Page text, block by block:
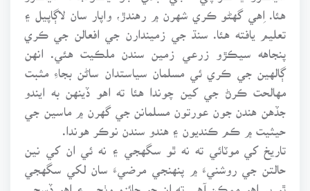
هئا. اِهي گهڻو ڪري شهرن ۾ رهندڙ، واپار سان لاڳاپيل ۽
تعليم يافته هئا. سنڌ جي زميندارن جي افعالن جي ڪري
پنجاهه سيڪڙو زرعي زمين سندن ملڪيت هئي. انهن
ڳالهين جي ڪري ئي مسلمان سياستدان ساڻن بجاءِ مثبت
مهالحت ڪرڻ جي کين چوندا هئا ته اهو ڏينهن به ايندو
جڏهن هندن جون عورتون مسلمانن جي گهرن ۾ ماسين جي
حيثيت ۾ ڪم ڪنديون ۽ هندو سندن نوڪر هوندا.
تاريخ کي موٽائي ته نه ٿو سگهجي ۽ نه ئي ان کي نين
حالتن جي روشنيءَ ۾ پنهنجي مرضيءَ سان لکي سگهجي
ٿو پر اهو ممڪن آهي ته ان جو جائزو وٺجي ۽ اهو ڏسجي